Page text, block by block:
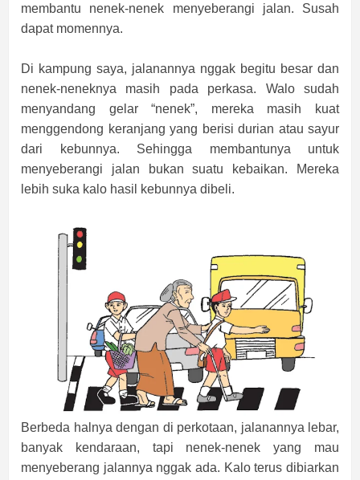
membantu nenek-nenek menyeberangi jalan. Susah
dapat momennya.
Di kampung saya, jalanannya nggak begitu besar dan
nenek-neneknya masih pada perkasa. Walo sudah
menyandang gelar “nenek”, mereka masih kuat
menggendong keranjang yang berisi durian atau sayur
dari kebunnya. Sehingga membantunya untuk
menyeberangi jalan bukan suatu kebaikan. Mereka
lebih suka kalo hasil kebunnya dibeli.
Berbeda halnya dengan di perkotaan, jalanannya lebar,
banyak kendaraan, tapi nenek-nenek yang mau
menyeberang jalannya nggak ada. Kalo terus dibiarkan